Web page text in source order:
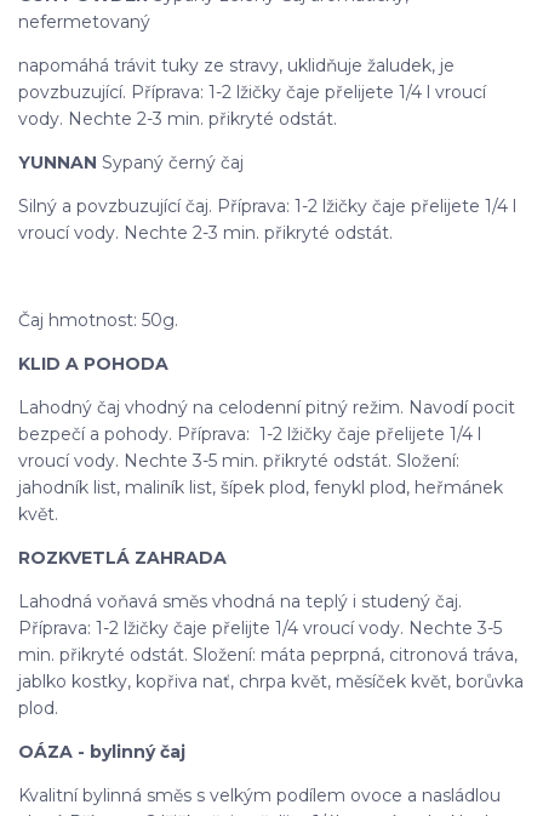
nefermetovaný
napomáhá trávit tuky ze stravy, uklidňuje žaludek, je
povzbuzující. Příprava: 1-2 lžičky čaje přelijete 1/4 l vroucí
vody. Nechte 2-3 min. přikryté odstát.
YUNNAN Sypaný černý čaj
Silný a povzbuzující čaj. Příprava: 1-2 lžičky čaje přelijete 1/4 l
vroucí vody. Nechte 2-3 min. přikryté odstát.
Čaj hmotnost: 50g.
KLID A POHODA
Lahodný čaj vhodný na celodenní pitný režim. Navodí pocit
bezpečí a pohody. Příprava: 1-2 lžičky čaje přelijete 1/4 l
vroucí vody. Nechte 3-5 min. přikryté odstát. Složení:
jahodník list, maliník list, šípek plod, fenykl plod, heřmánek
květ.
ROZKVETLÁ ZAHRADA
Lahodná voňavá směs vhodná na teplý i studený čaj.
Příprava: 1-2 lžičky čaje přelijte 1/4 vroucí vody. Nechte 3-5
min. přikryté odstát. Složení: máta peprpná, citronová tráva,
jablko kostky, kopřiva nať, chrpa květ, měsíček květ, borůvka
plod.
OÁZA - bylinný čaj
Kvalitní bylinná směs s velkým podílem ovoce a nasládlou